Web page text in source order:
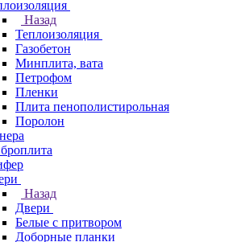
Назад
Теплоизоляция
Газобетон
Минплита, вата
Петрофом
Пленки
Плита пенополистирольная
Поролон
Назад
Двери
Белые с притвором
Доборные планки